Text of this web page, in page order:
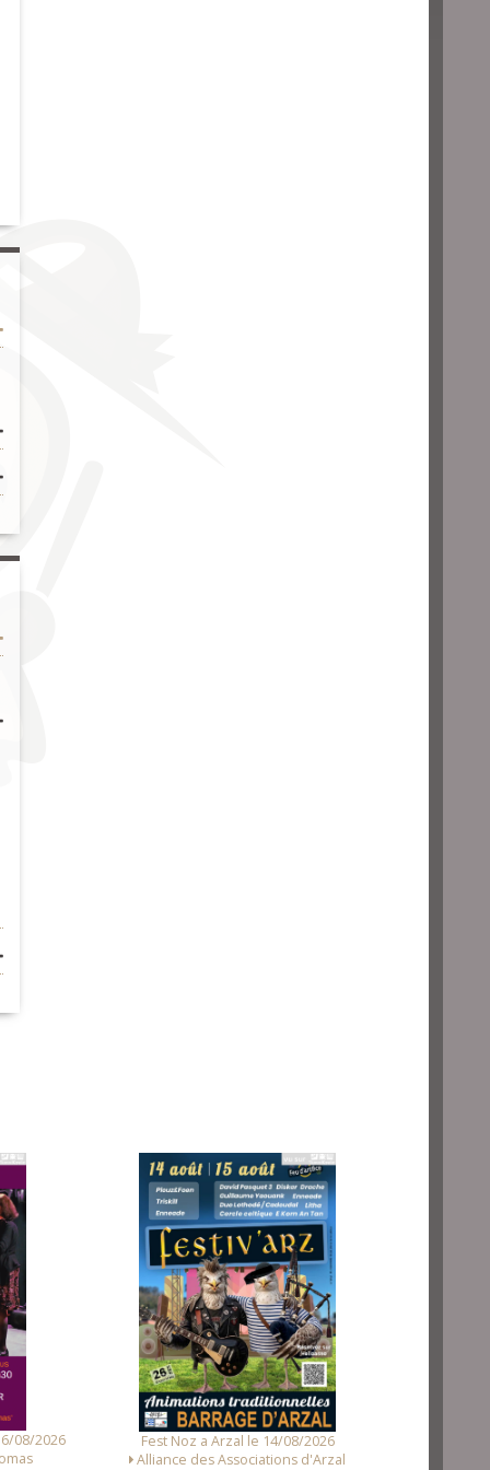
08/2026
Fest Noz a Arzal le 14/08/2026
Alliance des Associations d'Arzal